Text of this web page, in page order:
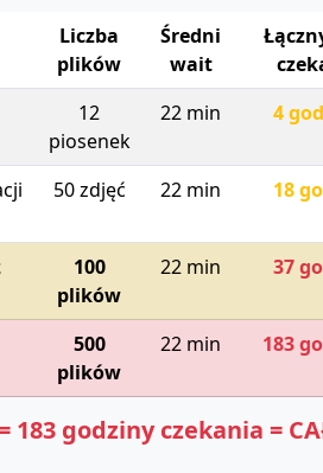
Liczba
plików
Średni
wait
12
piosenek
22 min 4
50 zdjęć 22 min 18
100
plików
22 min 37
500
plików
22 min 183
183 godziny czekania =